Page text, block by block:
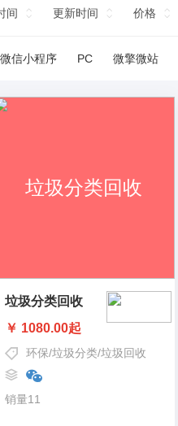
间 更新时间 价格
微信小程序 PC 微擎微站
垃圾分类回收
￥ 1080.00起
环保/垃圾分类/垃圾回收
销量11